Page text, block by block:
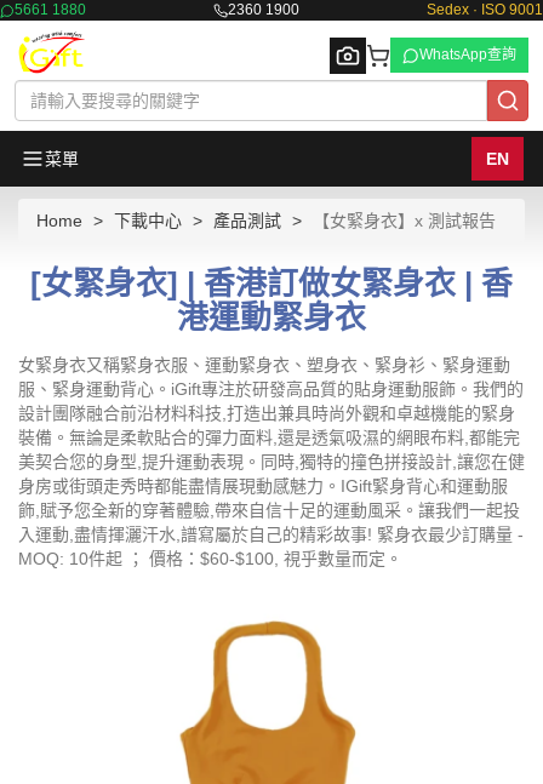
5661 1880 2360 1900 Sedex · ISO 9001
Browse
WhatsApp查詢
菜單 EN
Home 下載中心 產品測試 【女緊身衣】x 測試報告
[女緊身衣] | 香港訂做女緊身衣 | 香
港運動緊身衣
女緊身衣又稱緊身衣服、運動緊身衣、塑身衣、緊身衫、緊身運動
服、緊身運動背心。iGift專注於研發高品質的貼身運動服飾。我們的
設計團隊融合前沿材料科技,打造出兼具時尚外觀和卓越機能的緊身
裝備。無論是柔軟貼合的彈力面料,還是透氣吸濕的網眼布料,都能完
美契合您的身型,提升運動表現。同時,獨特的撞色拼接設計,讓您在健
身房或街頭走秀時都能盡情展現動感魅力。IGift緊身背心和運動服
飾,賦予您全新的穿著體驗,帶來自信十足的運動風采。讓我們一起投
入運動,盡情揮灑汗水,譜寫屬於自己的精彩故事! 緊身衣最少訂購量 -
MOQ: 10件起 ； 價格：$60-$100, 視乎數量而定。